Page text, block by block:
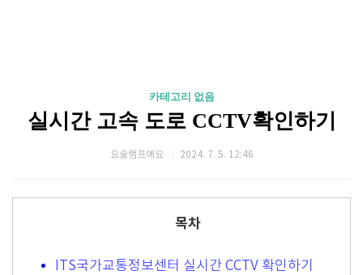
카테고리 없음
실시간 고속 도로 CCTV확인하기
요술램프예요 2024. 7. 5. 12:46
목차
ITS국가교통정보센터 실시간 CCTV 확인하기